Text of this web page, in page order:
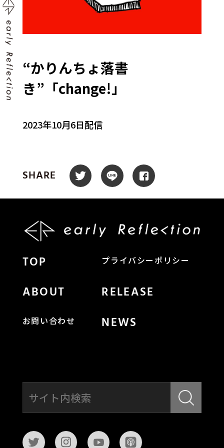
“かりんちょ落書
き”「change!」
2023年10月6日配信
SHARE
TOP プライバシーポリシー
ABOUT RELEASE
お問い合わせ NEWS